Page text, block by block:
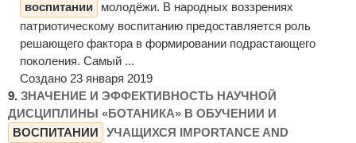
воспитании
молодёжи. В народных воззрениях
патриотическому воспитанию предоставляется роль
решающего фактора в формировании подрастающего
поколения. Самый ...
Создано 23 января 2019
9. ЗНАЧЕНИЕ И ЭФФЕКТИВНОСТЬ НАУЧНОЙ
ДИСЦИПЛИНЫ «БОТАНИКА» В ОБУЧЕНИИ И
ВОСПИТАНИИ
УЧАЩИХСЯ IMPORTANCE AND